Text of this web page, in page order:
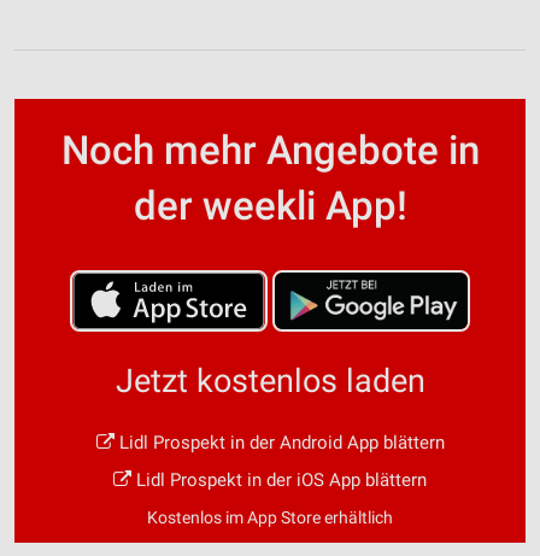
Noch mehr Angebote in
der weekli App!
Jetzt kostenlos laden
Lidl Prospekt in der Android App blättern
Lidl Prospekt in der iOS App blättern
Kostenlos im App Store erhältlich